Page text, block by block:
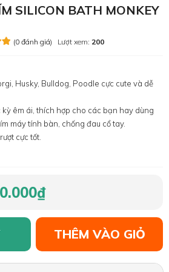
SILICON BATH MONKEY
(0 đánh giá) Lượt xem: 200
Husky, Bulldog, Poodle cực cute và dễ
kỳ êm ái, thích hợp cho các bạn hay dùng
máy tính bàn, chống đau cổ tay.
cực tốt.
THÊM VÀO GIỎ